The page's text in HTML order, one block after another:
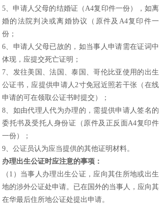
5、申请人父母的结婚证（A4复印件一份），如离
婚的法院判决或离婚协议（原件及 A4复印件一
份；
6、申请人父母已故的，如当事人申请需在证词中
体现，应提交死亡证明；
7、发往美国、法国、泰国、哥伦比亚使用的出生
公证书，应提供申请人2寸免冠近照若干张（在线
申请的可在领取公证书时提交）；
8、如由代理人代为办理的，需提供申请人签名的
委托书及受托人身份证（原件及正反面A4复印件
一份）；
9、公证员认为应当提供的其他证明材料。
办理出生公证时应注意的事项：
（ 1 ）当事人办理出生公证，应向其住所地或出生
地的涉外公证处申请。已在国外的当事人，应向其
在华最后住所地公证处提出申请。